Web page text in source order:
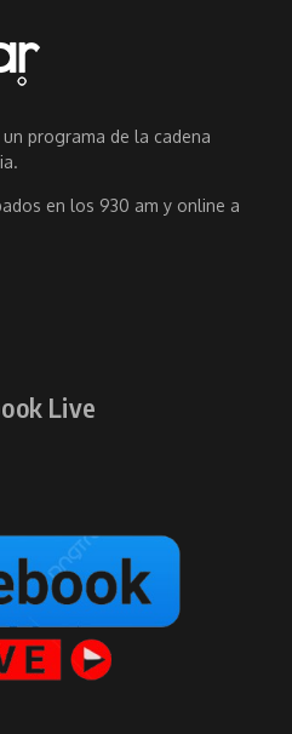
programa de la cadena
en los 930 am y online a
Live